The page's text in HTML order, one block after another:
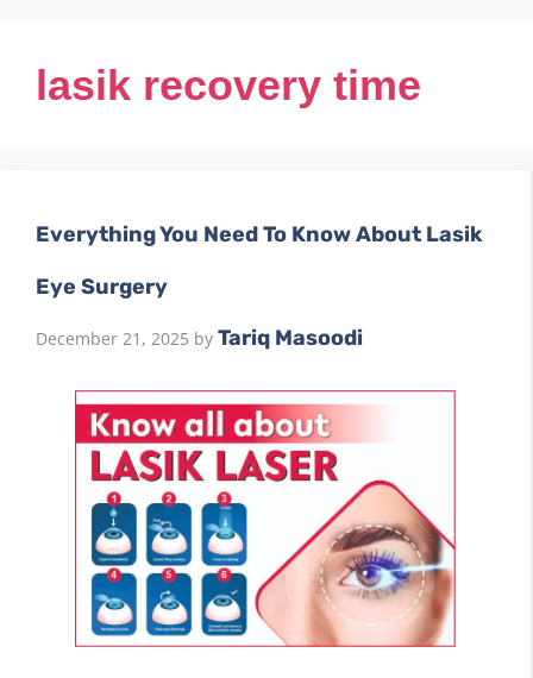
lasik recovery time
Everything You Need To Know About Lasik
Eye Surgery
December 21, 2025 by Tariq Masoodi